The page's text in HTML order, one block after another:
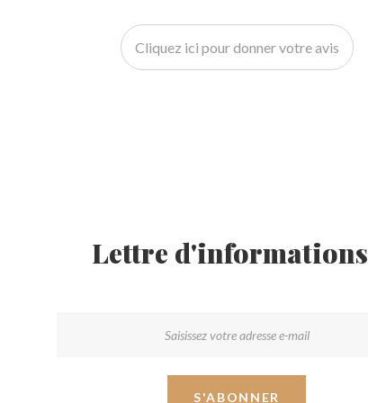
Cliquez ici pour donner votre avis
Lettre d'informations
S'ABONNER